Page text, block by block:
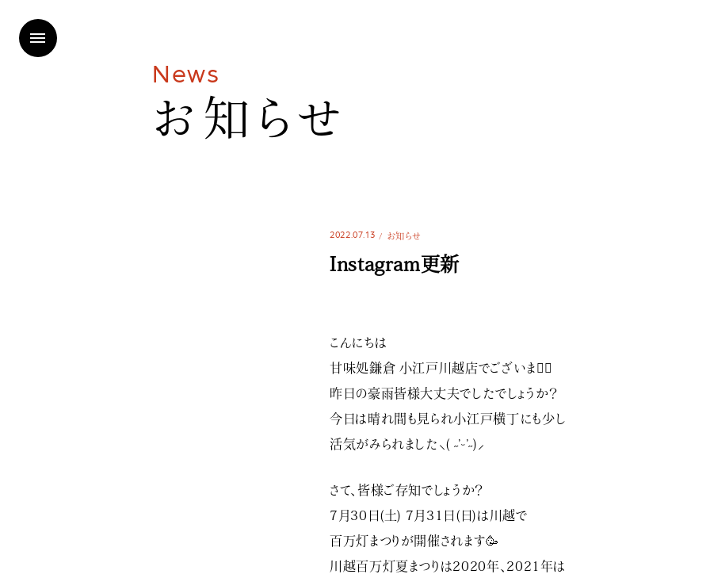
News
お 知 ら せ
2022.07.13 お知らせ
Instagram更新
こんにちは
甘味処鎌倉 小江戸川越店でございます🏻
昨日の豪雨皆様大丈夫でしたでしょうか？
今日は晴れ間も見られ小江戸横丁にも少し
活気がみられました⸜( ˶’ᵕ’˶)⸝
さて、皆様ご存知でしょうか？
7月30日(土) 7月31日(日)は川越で
百万灯まつりが開催されます🥳
川越百万灯夏まつりは2020年、2021年は